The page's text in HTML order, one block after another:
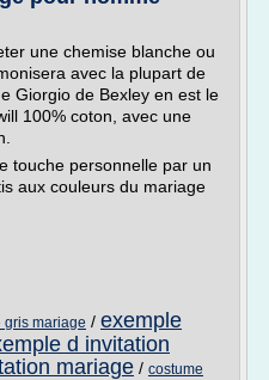
une chemise blanche ou
avec la plupart de
Giorgio de Bexley en est le
100% coton, avec une
touche personnelle par un
aux couleurs du mariage
gris mariage / exemple
d invitation
mariage / costume